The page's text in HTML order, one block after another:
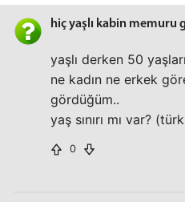
hiç yaşlı kabin memuru
yaşlı derken 50
ne kadın ne erkek
gördüğüm..
yaş sınırı mı var?
0